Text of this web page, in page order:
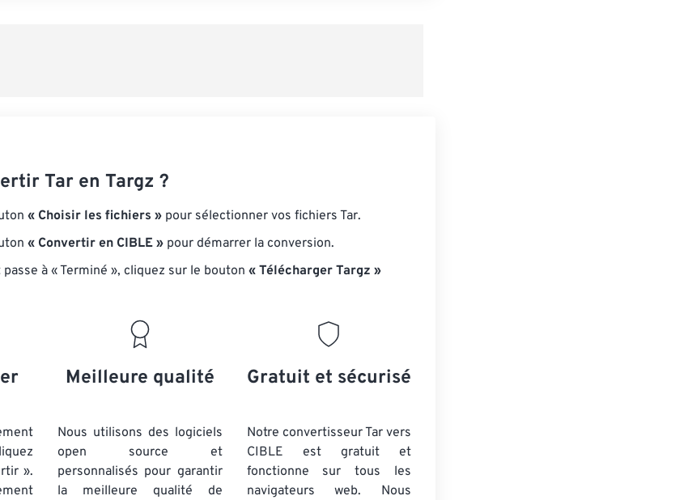
Tar en Targz ?
« Choisir les fichiers » pour sélectionner vos fichiers Tar.
« Convertir en CIBLE » pour démarrer la conversion.
à « Terminé », cliquez sur le bouton « Télécharger Targz »
».
Meilleure qualité
Nous utilisons des logiciels
open source et
personnalisés pour garantir
la meilleure qualité de
Gratuit et sécurisé
Notre convertisseur Tar vers
CIBLE est gratuit et
fonctionne sur tous les
navigateurs web. Nous